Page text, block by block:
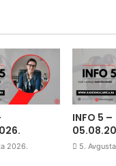
2026.
INFO 5 –
5.